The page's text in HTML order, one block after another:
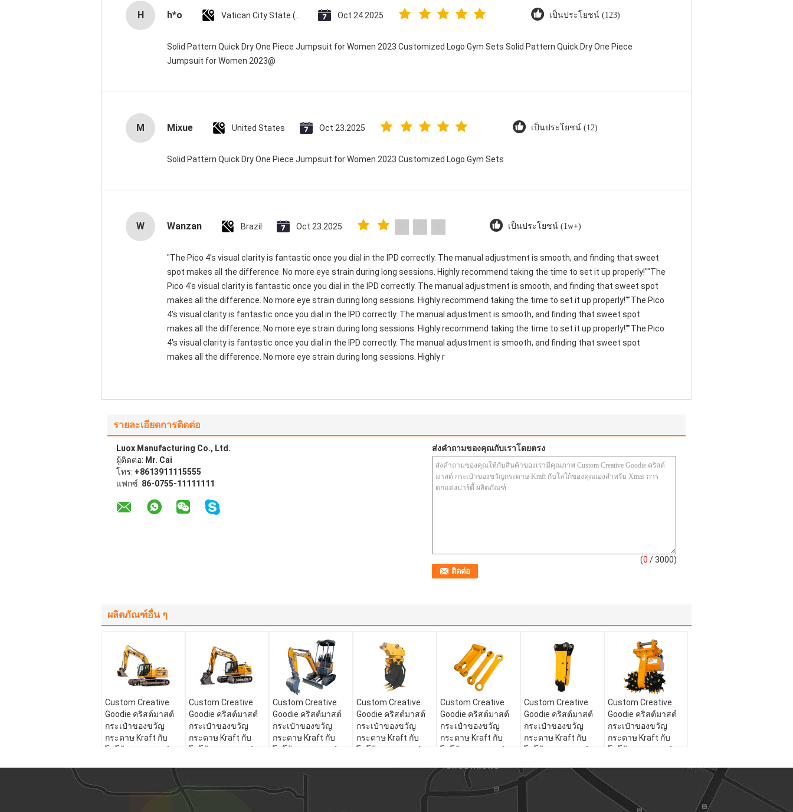
H h*o Oct 24.2025 เป็นประโยชน์ (123)
Solid Pattern Quick Dry One Piece Jumpsuit for Women 2023 Customized Logo Gym Sets Solid Pattern Quick Dry One Piece
Jumpsuit for Women 2023@
M Mixue United States Oct 23.2025 เป็นประโยชน์ (12)
Solid Pattern Quick Dry One Piece Jumpsuit for Women 2023 Customized Logo Gym Sets
W Wanzan Brazil Oct 23.2025 เป็นประโยชน์ (1w+)
"The Pico 4's visual clarity is fantastic once you dial in the IPD correctly. The manual adjustment is smooth, and finding that sweet
spot makes all the difference. No more eye strain during long sessions. Highly recommend taking the time to set it up properly!""The
Pico 4's visual clarity is fantastic once you dial in the IPD correctly. The manual adjustment is smooth, and finding that sweet spot
makes all the difference. No more eye strain during long sessions. Highly recommend taking the time to set it up properly!""The Pico
4's visual clarity is fantastic once you dial in the IPD correctly. The manual adjustment is smooth, and finding that sweet spot
makes all the difference. No more eye strain during long sessions. Highly recommend taking the time to set it up properly!""The Pico
4's visual clarity is fantastic once you dial in the IPD correctly. The manual adjustment is smooth, and finding that sweet spot
makes all the difference. No more eye strain during long sessions. Highly r
รายละเอียดการติดต่อ
Luox Manufacturing Co., Ltd.
ผู้ติดต่อ: Mr. Cai
โทร: +8613911115555
แฟกซ์: 86-0755-11111111
ส่งคำถามของคุณกับเราโดยตรง
(0 / 3000)
ผลิตภัณฑ์อื่น ๆ
Custom Creative
Goodie คริสต์มาสต์
กระเป๋าของขวัญ
กระดาษ Kraft กับ
โลโก้ของคุณเองสําห
Custom Creative
Goodie คริสต์มาสต์
กระเป๋าของขวัญ
กระดาษ Kraft กับ
โลโก้ของคุณเองสําห
Custom Creative
Goodie คริสต์มาสต์
กระเป๋าของขวัญ
กระดาษ Kraft กับ
โลโก้ของคุณเองสําห
Custom Creative
Goodie คริสต์มาสต์
กระเป๋าของขวัญ
กระดาษ Kraft กับ
โลโก้ของคุณเองสําห
Custom Creative
Goodie คริสต์มาสต์
กระเป๋าของขวัญ
กระดาษ Kraft กับ
โลโก้ของคุณเองสําห
ปาร์ตี้
Custom Creative
Goodie คริสต์มาสต์
กระเป๋าของขวัญ
กระดาษ Kraft กับ
โลโก้ของคุณเองสําห
ปาร์ตี้
Custom Creative
Goodie คริสต์มาสต์
กระเป๋าของขวัญ
กระดาษ Kraft กับ
โลโก้ของคุณเองสําห